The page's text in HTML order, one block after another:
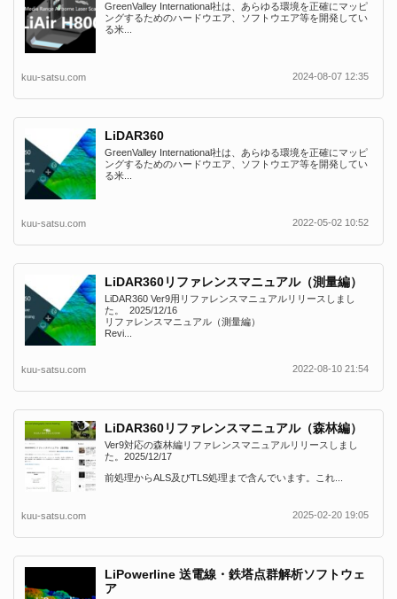
GreenValley International社は、あらゆる環境を正確にマッピ
ングするためのハードウエア、ソフトウエア等を開発してい
る米...
kuu-satsu.com 2024-08-07 12:35
LiDAR360
GreenValley International社は、あらゆる環境を正確にマッピ
ングするためのハードウエア、ソフトウエア等を開発してい
る米...
kuu-satsu.com 2022-05-02 10:52
LiDAR360リファレンスマニュアル（測量編）
LiDAR360 Ver9用リファレンスマニュアルリリースしまし
た。 2025/12/16
リファレンスマニュアル（測量編）
Revi...
kuu-satsu.com 2022-08-10 21:54
LiDAR360リファレンスマニュアル（森林編）
Ver9対応の森林編リファレンスマニュアルリリースしまし
た。2025/12/17
前処理からALS及びTLS処理まで含んでいます。これ...
kuu-satsu.com 2025-02-20 19:05
LiPowerline 送電線・鉄塔点群解析ソフトウェ
ア